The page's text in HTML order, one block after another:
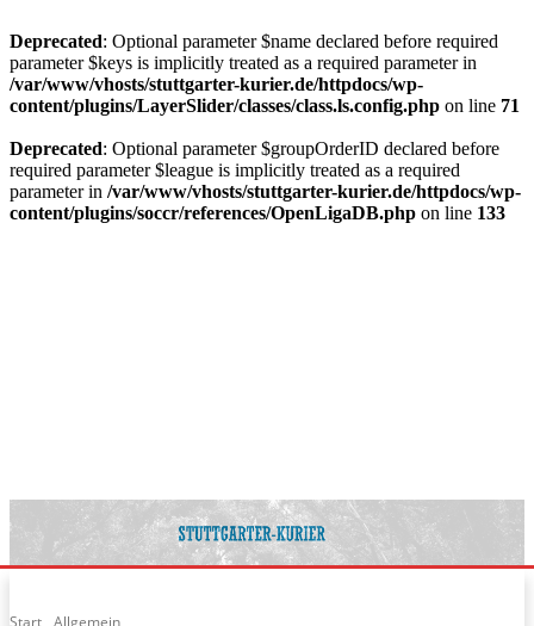
Deprecated: Optional parameter $name declared before required
parameter $keys is implicitly treated as a required parameter in
/var/www/vhosts/stuttgarter-kurier.de/httpdocs/wp-
content/plugins/LayerSlider/classes/class.ls.config.php on line 71
Deprecated: Optional parameter $groupOrderID declared before
required parameter $league is implicitly treated as a required
parameter in /var/www/vhosts/stuttgarter-kurier.de/httpdocs/wp-
content/plugins/soccr/references/OpenLigaDB.php on line 133
Start Allgemein